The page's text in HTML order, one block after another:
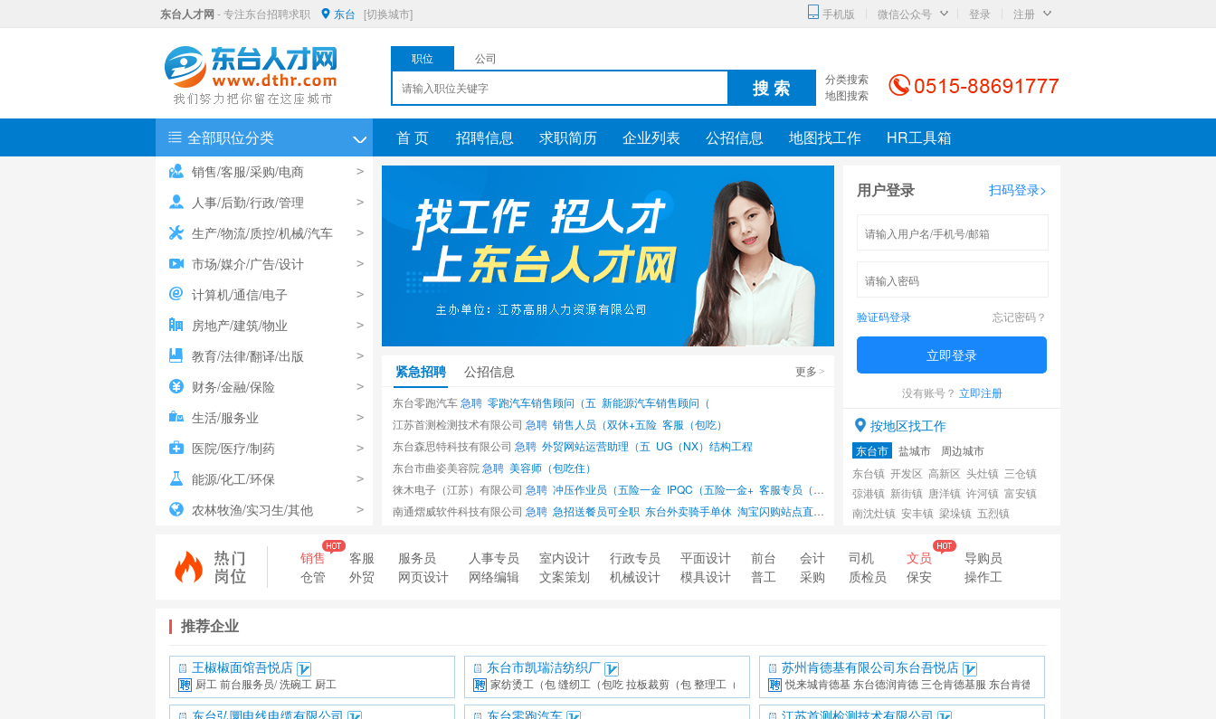
东台人才网- 专注东台招聘求职 东台 [切换城市] 手机版 微信公众号 ◇ 登录 注册 ◇
职位 公司
搜 索
分类搜索
地图搜索
全部职位分类 ◇
销售/客服/采购/电商 >
人事/后勤/行政/管理 >
生产/物流/质控/机械/汽车 >
市场/媒介/广告/设计 >
计算机/通信/电子 >
房地产/建筑/物业 >
教育/法律/翻译/出版 >
财务/金融/保险 >
生活/服务业 >
医院/医疗/制药 >
能源/化工/环保 >
农林牧渔/实习生/其他 >
首 页 招聘信息 求职简历 企业列表 公招信息 地图找工作 HR工具箱
<
紧急招聘 公招信息
东台零跑汽车急聘 零跑汽车销售顾问（五 新能源汽车销售顾问（
江苏首测检测技术有限公司 急聘 销售人员（双休+五险 客服（包吃）
东台森思特科技有限公司 急聘 外贸网站运营助理（五 UG（NX）结构工程
东台市曲姿美容院急聘 美容师（包吃住）
徕木电子（江苏）有限公司 急聘 冲压作业员（五险一金 IPQC（五险一金+ 客服专员（五险一金） 注塑作业员（五险一金 焊接操作员（五险一金
南通熠威软件科技有限公司 急聘 急招送餐员可全职 东台外卖骑手单休 淘宝闪购站点直聘外卖
更多 >
用户登录 扫码登录>
验证码登录 忘记密码？
立即登录
没有账号？ 立即注册
按地区找工作
东台市 盐城市
周边城市
东台镇 开发区 高新区 头灶镇 三仓镇
弶港镇 新街镇 唐洋镇 许河镇 富安镇
南沈灶镇 安丰镇 梁垛镇 五烈镇
销售 客服 服务员 人事专员 室内设计 行政专员 平面设计 前台 会计 司机 文员
导购员
仓管
外贸 网页设计 网络编辑 文案策划 机械设计 模具设计 普工 采购 质检员 保安 操作工
推荐企业
王椒椒面馆吾悦店
厨工 前台服务员/ 洗碗工 厨工
东台市凯瑞洁纺织厂
家纺烫工（包 缝纫工（包吃 拉板裁剪（包 整理工（包吃
苏州肯德基有限公司东台吾悦店
悦来城肯德基 东台德润肯德 三仓肯德基服 东台肯德基红